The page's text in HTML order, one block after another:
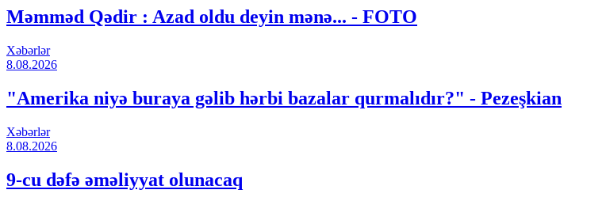
Məmməd Qədir : Azad oldu deyin mənə... - FOTO
Xəbərlər
8.08.2026
"Amerika niyə buraya gəlib hərbi bazalar qurmalıdır?" - Pezeşkian
Xəbərlər
8.08.2026
9-cu dəfə əməliyyat olunacaq